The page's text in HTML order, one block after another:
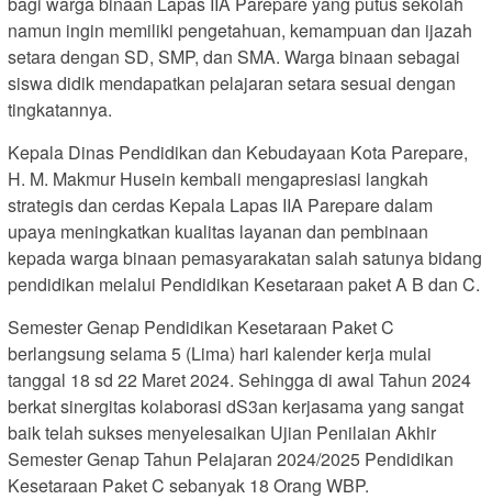
namun ingin memiliki pengetahuan, kemampuan dan ijazah
setara dengan SD, SMP, dan SMA. Warga binaan sebagai
siswa didik mendapatkan pelajaran setara sesuai dengan
tingkatannya.
Kepala Dinas Pendidikan dan Kebudayaan Kota Parepare,
H. M. Makmur Husein kembali mengapresiasi langkah
strategis dan cerdas Kepala Lapas IIA Parepare dalam
upaya meningkatkan kualitas layanan dan pembinaan
kepada warga binaan pemasyarakatan salah satunya bidang
pendidikan melalui Pendidikan Kesetaraan paket A B dan C.
Semester Genap Pendidikan Kesetaraan Paket C
berlangsung selama 5 (Lima) hari kalender kerja mulai
tanggal 18 sd 22 Maret 2024. Sehingga di awal Tahun 2024
berkat sinergitas kolaborasi dS3an kerjasama yang sangat
baik telah sukses menyelesaikan Ujian Penilaian Akhir
Semester Genap Tahun Pelajaran 2024/2025 Pendidikan
Kesetaraan Paket C sebanyak 18 Orang WBP.